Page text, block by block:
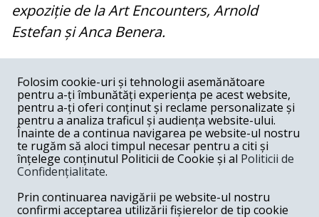
expoziție de la Art Encounters, Arnold
Estefan și Anca Benera.
COMENTARII
Nume
Email
Folosim cookie-uri și tehnologii asemănătoare
pentru a-ți îmbunătăți experiența pe acest website,
pentru a-ți oferi conținut și reclame personalizate și
pentru a analiza traficul și audiența website-ului.
Înainte de a continua navigarea pe website-ul nostru
te rugăm să aloci timpul necesar pentru a citi și
înțelege conținutul Politicii de Cookie și al Politicii de
Confidențialitate.
Prin continuarea navigării pe website-ul nostru
confirmi acceptarea utilizării fișierelor de tip cookie